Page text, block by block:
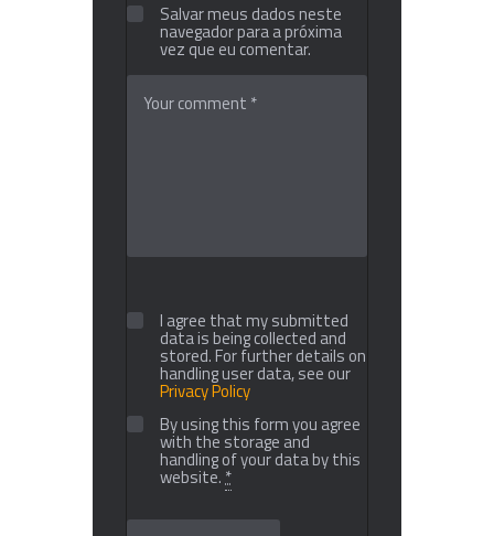
Salvar meus dados neste
navegador para a próxima
vez que eu comentar.
I agree that my submitted
data is being collected and
stored. For further details on
handling user data, see our
Privacy Policy
By using this form you agree
with the storage and
handling of your data by this
website.*